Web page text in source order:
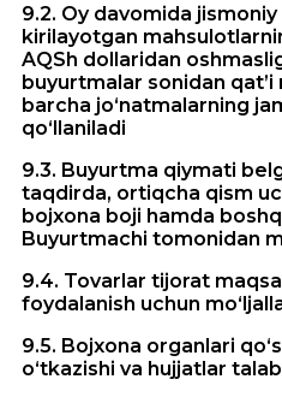
9.2. Oy davomida
kirilayotgan
AQSh dollaridan
buyurtmalar sonidan
barcha jo‘natmalarning
qo‘llaniladi
9.3. Buyurtma qiymati
taqdirda, ortiqcha qism
bojxona boji hamda
Buyurtmachi tomonidan
9.4. Tovarlar tijorat
foydalanish uchun
9.5. Bojxona organlari
o‘tkazishi va hujjatlar